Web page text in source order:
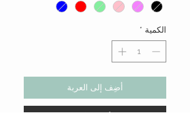
الكمية *
أضِف إلى العربة